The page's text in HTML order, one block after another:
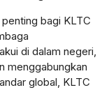
bagi KLTC
di dalam negeri,
menggabungkan
global, KLTC